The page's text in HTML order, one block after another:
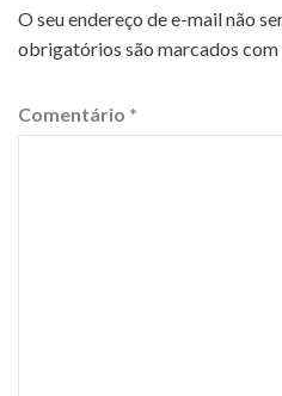
O seu endereço de e-mail não
obrigatórios são marcados com
Comentário *